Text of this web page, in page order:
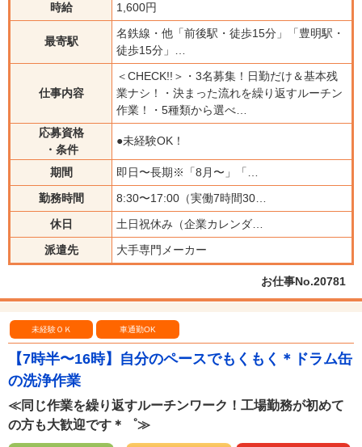
時給
1,600円
最寄駅
名鉄線・他「前後駅・徒歩15分」「豊明駅・
徒歩15分」…
仕事内容
＜CHECK!!＞・3名募集！日勤だけ＆基本残
業ナシ！・決まった流れを繰り返すルーチン
作業！・5種類から選べ…
応募資格
・条件
●未経験OK！
期間
即日〜長期※「8月〜」「…
勤務時間
8:30〜17:00（実働7時間30…
休日
土日祝休み（企業カレンダ…
派遣先
大手専門メーカー
お仕事No.20781
未経験ＯＫ 車通勤OK
【7時半〜16時】自分のペースでもくもく＊ドラム缶
の洗浄作業
≪同じ作業を繰り返すルーチンワーク！工場勤務が初めて
の方も大歓迎です＊゜≫